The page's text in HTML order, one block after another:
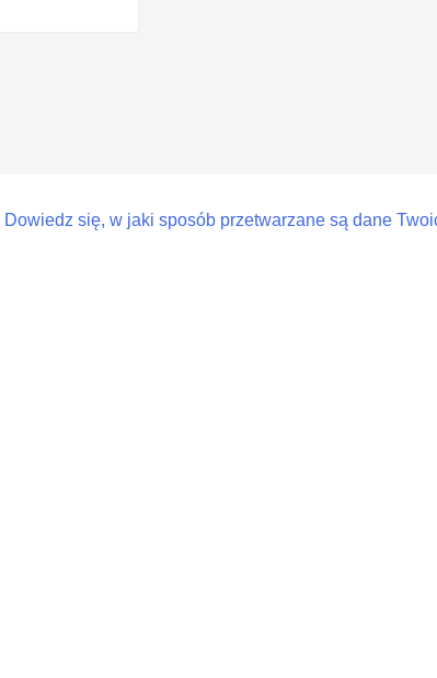
Dowiedz się, w jaki sposób przetwarzane są dane